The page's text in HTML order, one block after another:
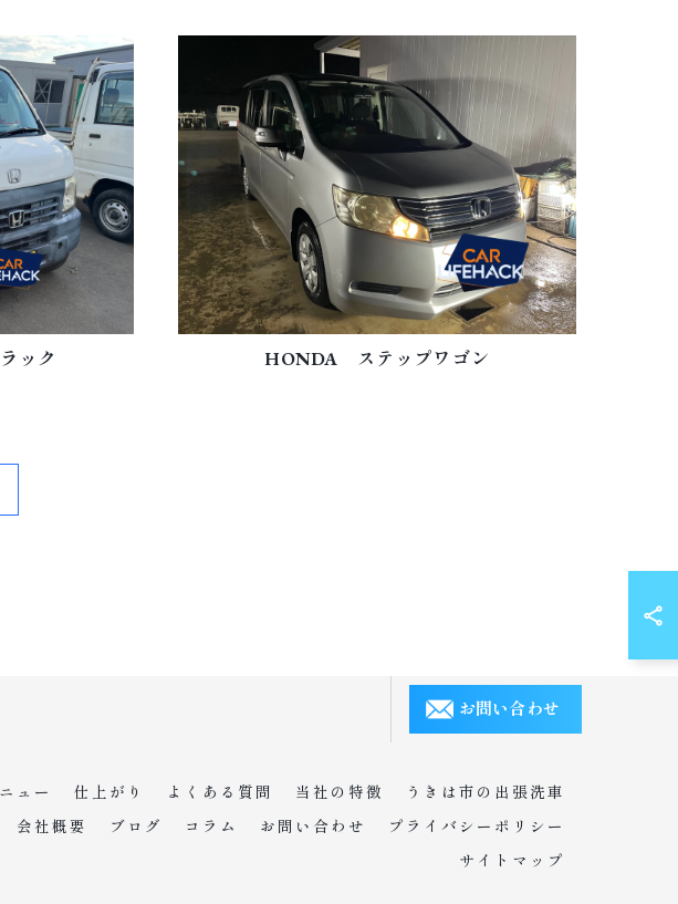
ック HONDA ステップワゴン
お問い合わせ
ュー 仕上がり よくある質問 当社の特徴
うきは市の出張洗車
会社概要 ブログ コラム お問い合わせ
プライバシーポリシー
サイトマップ